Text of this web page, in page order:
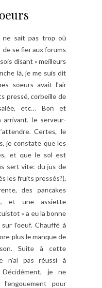
ne sait pas trop où
se fier aux forums
disant » meilleurs
là, je me suis dit
soeurs avait l’air
pressé, corbeille de
etc… Bon et
le serveur-
Certes, le
je constate que les
et que le sol est
sert vite: du jus de
les fruits pressés?),
des pancakes
et une assiette
» a eu la bonne
l’oeuf. Chauffé à
plus le manque de
Suite à cette
n’ai pas réussi à
je ne
pour